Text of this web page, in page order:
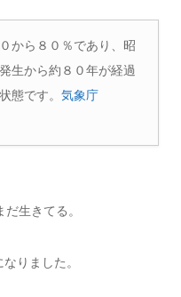
から８０％であり、昭
生から約８０年が経過
態です。 気象庁
生きてる。
りました。